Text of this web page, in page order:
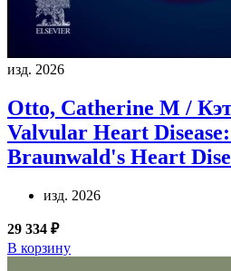
изд. 2026
Otto, Catherine M /
Valvular Heart
Braunwald's Heart
изд. 2026
29 334 ₽
В корзину